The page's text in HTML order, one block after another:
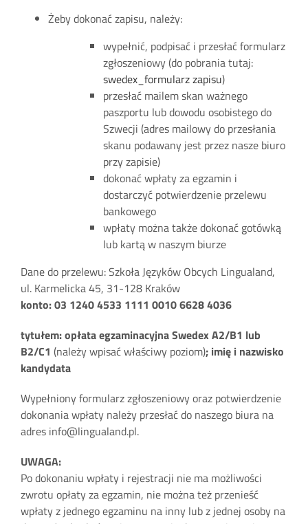
Żeby dokonać zapisu, należy:
wypełnić, podpisać i przesłać formularz
zgłoszeniowy (do pobrania tutaj:
swedex_formularz zapisu)
przesłać mailem skan ważnego
paszportu lub dowodu osobistego do
Szwecji (adres mailowy do przesłania
skanu podawany jest przez nasze biuro
przy zapisie)
dokonać wpłaty za egzamin i
dostarczyć potwierdzenie przelewu
bankowego
wpłaty można także dokonać gotówką
lub kartą w naszym biurze
Dane do przelewu: Szkoła Języków Obcych Lingualand,
ul. Karmelicka 45, 31-128 Kraków
konto: 03 1240 4533 1111 0010 6628 4036
tytułem: opłata egzaminacyjna Swedex A2/B1 lub
B2/C1 (należy wpisać właściwy poziom); imię i nazwisko
kandydata
Wypełniony formularz zgłoszeniowy oraz potwierdzenie
dokonania wpłaty należy przesłać do naszego biura na
adres info@lingualand.pl.
UWAGA:
Po dokonaniu wpłaty i rejestracji nie ma możliwości
zwrotu opłaty za egzamin, nie można też przenieść
wpłaty z jednego egzaminu na inny lub z jednej osoby na